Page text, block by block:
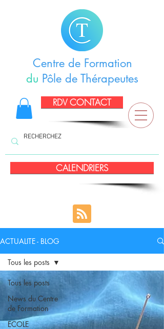
Centre de Formation
du Pôle de Thérapeutes
RDV CONTACT
CALENDRIERS
ACTUALITE - BLOG
Tous les posts
News du Centre
de Formation
ECOLE
Tous les posts